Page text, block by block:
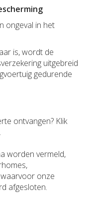
ongeval in het
is, wordt de
uitgebreid
gedurende
ontvangen? Klik
.
worden vermeld,
onze
afgesloten.